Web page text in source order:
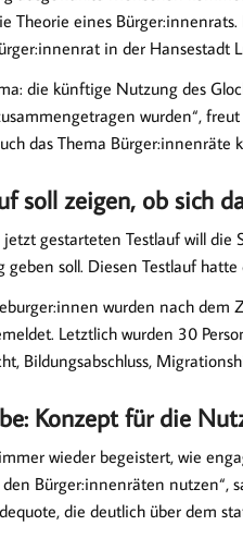
Theorie eines
in der Hansestadt
die künftige Nutzung des
wurden“,
das Thema Bürger:innenräte
soll zeigen, ob sich
gestarteten Testlauf will die
geben soll. Diesen Testlauf
wurden nach dem
Letztlich wurden 30
Bildungsabschluss,
Konzept für die
wieder begeistert, wie
Bürger:innenräten nutzen“,
die deutlich über dem